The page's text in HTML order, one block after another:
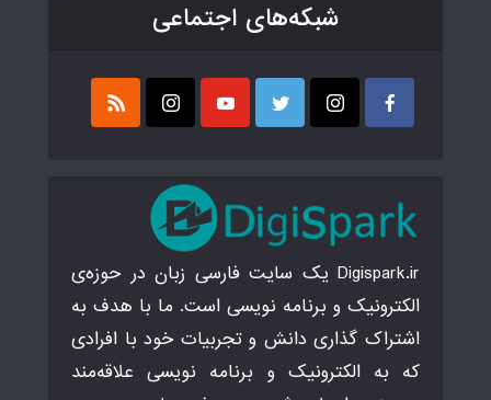
شبکه‌های اجتماعی
Digispark.ir یک سایت فارسی زبان در حوزه‌ی
الکترونیک و برنامه نویسی است. ما با هدف به
اشتراک گذاری دانش و تجربیات خود با افرادی
که به الکترونیک و برنامه نویسی علاقه‌مند